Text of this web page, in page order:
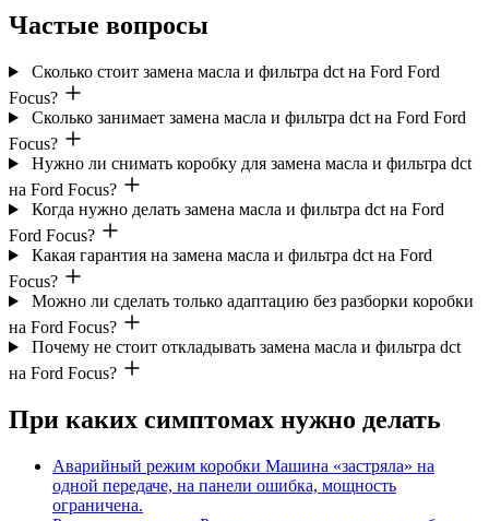
Частые вопросы
Сколько стоит замена масла и фильтра dct на Ford Ford
Focus?
Сколько занимает замена масла и фильтра dct на Ford Ford
Focus?
Нужно ли снимать коробку для замена масла и фильтра dct
на Ford Focus?
Когда нужно делать замена масла и фильтра dct на Ford
Ford Focus?
Какая гарантия на замена масла и фильтра dct на Ford
Focus?
Можно ли сделать только адаптацию без разборки коробки
на Ford Focus?
Почему не стоит откладывать замена масла и фильтра dct
на Ford Focus?
При каких симптомах нужно делать
Аварийный режим коробки Машина «застряла» на
одной передаче, на панели ошибка, мощность
ограничена.